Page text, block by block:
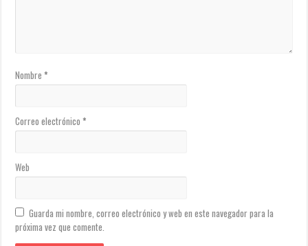
Nombre*
Correo electrónico*
Web
Guarda mi nombre, correo electrónico y web en este navegador para la
próxima vez que comente.